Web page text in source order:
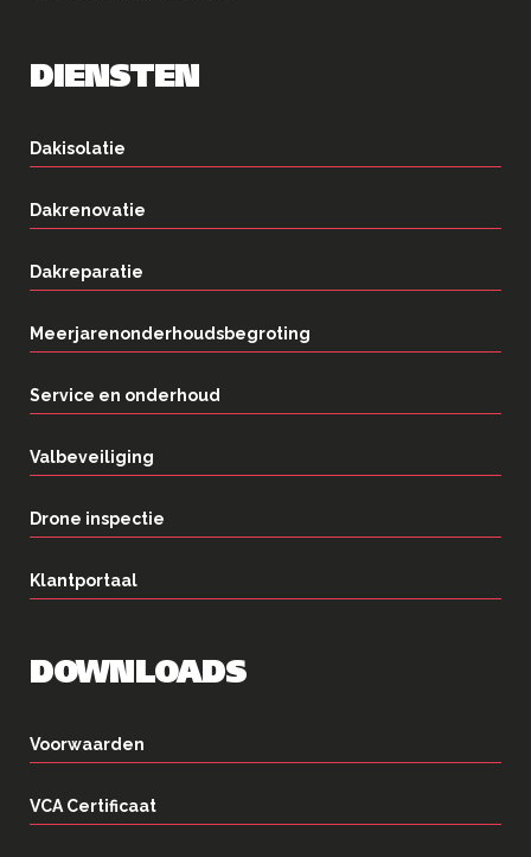
DIENSTEN
Dakisolatie
Dakrenovatie
Dakreparatie
Meerjarenonderhoudsbegroting
Service en onderhoud
Valbeveiliging
Drone inspectie
Klantportaal
DOWNLOADS
Voorwaarden
VCA Certificaat